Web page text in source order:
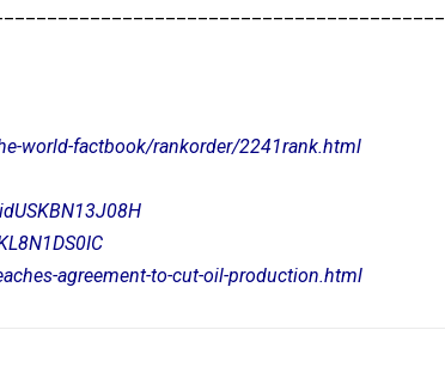
world-factbook/rankorder/2241rank.html
agreement-to-cut-oil-production.html